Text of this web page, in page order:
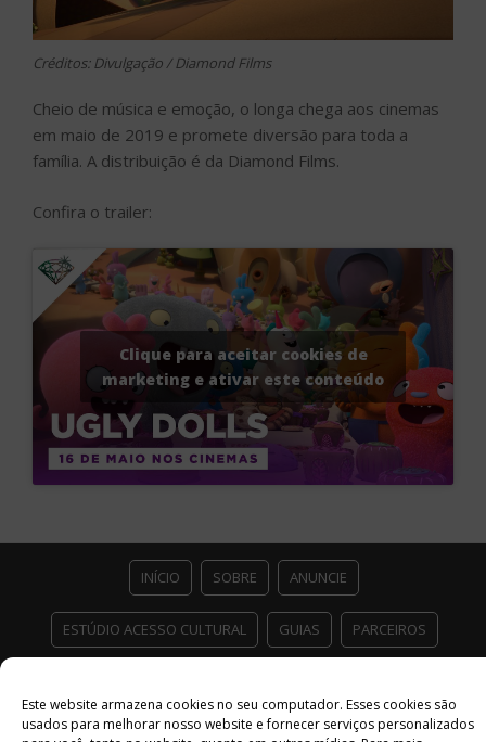
Este website armazena cookies no seu computador. Esses cookies são
usados ​​para melhorar nosso website e fornecer serviços personalizados
Créditos: Divulgação / Diamond Films
Cheio de música e emoção, o longa chega aos cinemas
em maio de 2019 e promete diversão para toda a
família. A distribuição é da Diamond Films.
Confira o trailer:
Clique para aceitar cookies de
marketing e ativar este conteúdo
INÍCIO SOBRE ANUNCIE
ESTÚDIO ACESSO CULTURAL GUIAS PARCEIROS
Facebook
TwitterInstagram
Youtube